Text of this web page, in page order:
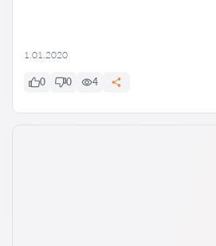
1.01.2020
0 0 4